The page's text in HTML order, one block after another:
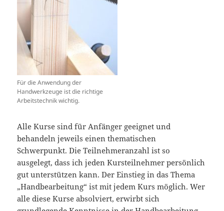
Für die Anwendung der
Handwerkzeuge ist die richtige
Arbeitstechnik wichtig.
Alle Kurse sind für Anfänger geeignet und
behandeln jeweils einen thematischen
Schwerpunkt. Die Teilnehmeranzahl ist so
ausgelegt, dass ich jeden Kursteilnehmer persönlich
gut unterstützen kann. Der Einstieg in das Thema
„Handbearbeitung“ ist mit jedem Kurs möglich. Wer
alle diese Kurse absolviert, erwirbt sich